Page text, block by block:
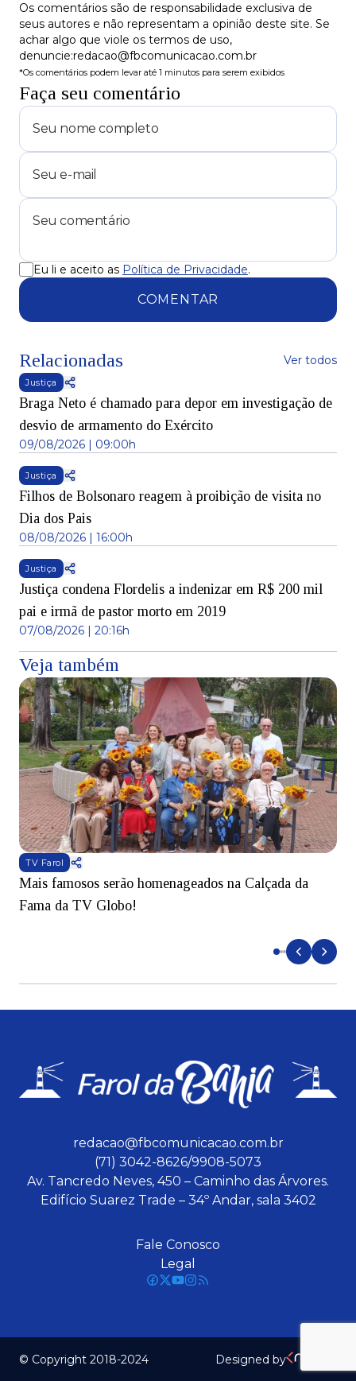
Os comentários são de responsabilidade exclusiva de
seus autores e não representam a opinião deste site. Se
achar algo que viole os termos de uso,
denuncie:redacao@fbcomunicacao.com.br
*Os comentários podem levar até 1 minutos para serem exibidos
Faça seu comentário
Eu li e aceito as Política de Privacidade.
COMENTAR
Relacionadas Ver todos
Justiça
Braga Neto é chamado para depor em investigação de
desvio de armamento do Exército
09/08/2026 | 09:00h
Justiça
Filhos de Bolsonaro reagem à proibição de visita no
Dia dos Pais
08/08/2026 | 16:00h
Justiça
Justiça condena Flordelis a indenizar em R$ 200 mil
pai e irmã de pastor morto em 2019
07/08/2026 | 20:16h
Veja também
TV Farol
Mais famosos serão homenageados na Calçada da
Fama da TV Globo!
redacao@fbcomunicacao.com.br
(71) 3042-8626/9908-5073
Av. Tancredo Neves, 450 – Caminho das Árvores.
Edifício Suarez Trade – 34º Andar, sala 3402
Fale Conosco
Legal
© Copyright 2018-2024 Designed by